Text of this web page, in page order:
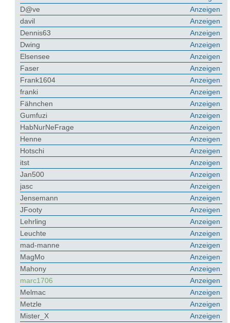
Anzeigen
D@ve
Anzeigen
davil
Anzeigen
Dennis63
Anzeigen
Dwing
Anzeigen
Elsensee
Anzeigen
Faser
Anzeigen
Frank1604
Anzeigen
franki
Anzeigen
Fähnchen
Anzeigen
Gumfuzi
Anzeigen
HabNurNeFrage
Anzeigen
Henne
Anzeigen
Hotschi
Anzeigen
itst
Anzeigen
Jan500
Anzeigen
jasc
Anzeigen
Jensemann
Anzeigen
JFooty
Anzeigen
Lehrling
Anzeigen
Leuchte
Anzeigen
mad-manne
Anzeigen
MagMo
Anzeigen
Mahony
Anzeigen
marc1706
Anzeigen
Melmac
Anzeigen
Metzle
Anzeigen
Mister_X